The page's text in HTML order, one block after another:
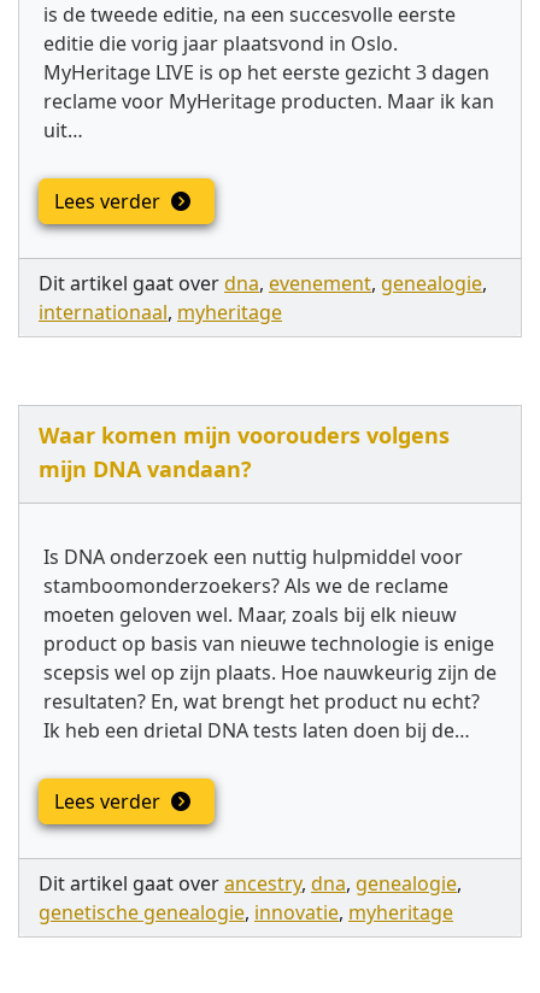
is de tweede editie, na een succesvolle eerste
editie die vorig jaar plaatsvond in Oslo.
MyHeritage LIVE is op het eerste gezicht 3 dagen
reclame voor MyHeritage producten. Maar ik kan
uit…
Lees verder
Dit artikel gaat overdna, evenement, genealogie,
internationaal, myheritage
Waar komen mijn voorouders volgens
mijn DNA vandaan?
Is DNA onderzoek een nuttig hulpmiddel voor
stamboomonderzoekers? Als we de reclame
moeten geloven wel. Maar, zoals bij elk nieuw
product op basis van nieuwe technologie is enige
scepsis wel op zijn plaats. Hoe nauwkeurig zijn de
resultaten? En, wat brengt het product nu echt?
Ik heb een drietal DNA tests laten doen bij de…
Lees verder
Dit artikel gaat overancestry, dna, genealogie,
genetische genealogie, innovatie, myheritage